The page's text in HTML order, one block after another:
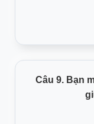
Câu 9. Bạn